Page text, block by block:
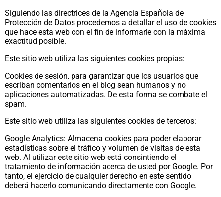
Siguiendo las directrices de la Agencia Española de
Protección de Datos procedemos a detallar el uso de cookies
que hace esta web con el fin de informarle con la máxima
exactitud posible.
Este sitio web utiliza las siguientes cookies propias:
Cookies de sesión, para garantizar que los usuarios que
escriban comentarios en el blog sean humanos y no
aplicaciones automatizadas. De esta forma se combate el
spam.
Este sitio web utiliza las siguientes cookies de terceros:
Google Analytics: Almacena cookies para poder elaborar
estadísticas sobre el tráfico y volumen de visitas de esta
web. Al utilizar este sitio web está consintiendo el
tratamiento de información acerca de usted por Google. Por
tanto, el ejercicio de cualquier derecho en este sentido
deberá hacerlo comunicando directamente con Google.